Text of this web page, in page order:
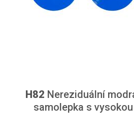
H82 Nereziduální
samolepka s